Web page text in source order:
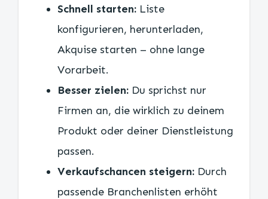
Schnell starten: Liste
konfigurieren, herunterladen,
Akquise starten – ohne lange
Vorarbeit.
Besser zielen: Du sprichst nur
Firmen an, die wirklich zu deinem
Produkt oder deiner Dienstleistung
passen.
Verkaufschancen steigern: Durch
passende Branchenlisten erhöht